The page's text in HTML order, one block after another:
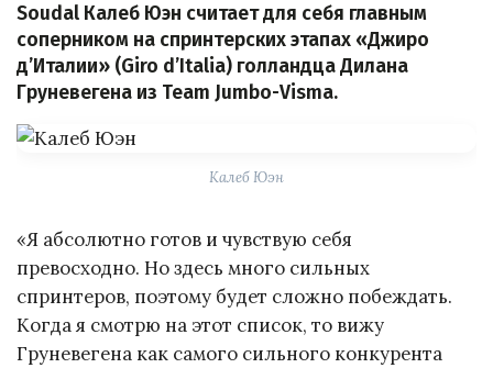
Soudal Калеб Юэн считает для себя главным
соперником на спринтерских этапах «Джиро
д’Италии» (Giro d’Italia) голландца Дилана
Груневегена из Team Jumbo-Visma.
Калеб Юэн
«Я абсолютно готов и чувствую себя
превосходно. Но здесь много сильных
спринтеров, поэтому будет сложно побеждать.
Когда я смотрю на этот список, то вижу
Груневегена как самого сильного конкурента